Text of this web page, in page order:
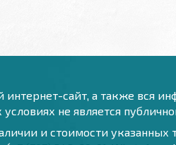
сайт, а также вся
не является
и стоимости